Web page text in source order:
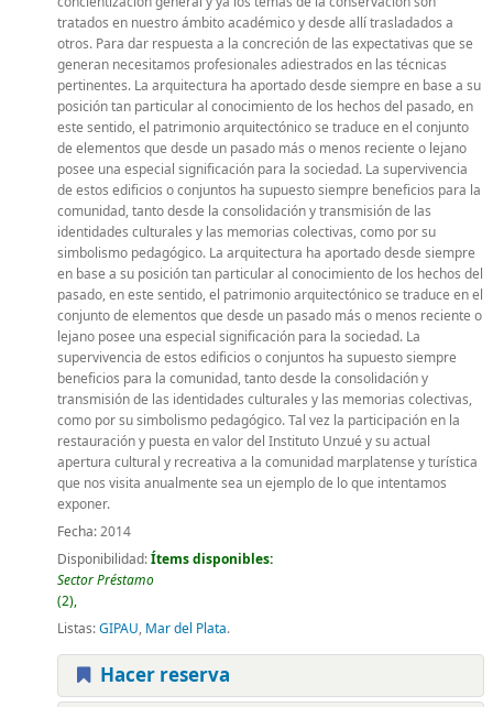
tratados en nuestro ámbito académico y desde allí trasladados a
otros. Para dar respuesta a la concreción de las expectativas que se
generan necesitamos profesionales adiestrados en las técnicas
pertinentes. La arquitectura ha aportado desde siempre en base a su
posición tan particular al conocimiento de los hechos del pasado, en
este sentido, el patrimonio arquitectónico se traduce en el conjunto
de elementos que desde un pasado más o menos reciente o lejano
posee una especial significación para la sociedad. La supervivencia
de estos edificios o conjuntos ha supuesto siempre beneficios para la
comunidad, tanto desde la consolidación y transmisión de las
identidades culturales y las memorias colectivas, como por su
simbolismo pedagógico. La arquitectura ha aportado desde siempre
en base a su posición tan particular al conocimiento de los hechos del
pasado, en este sentido, el patrimonio arquitectónico se traduce en el
conjunto de elementos que desde un pasado más o menos reciente o
lejano posee una especial significación para la sociedad. La
supervivencia de estos edificios o conjuntos ha supuesto siempre
beneficios para la comunidad, tanto desde la consolidación y
transmisión de las identidades culturales y las memorias colectivas,
como por su simbolismo pedagógico. Tal vez la participación en la
restauración y puesta en valor del Instituto Unzué y su actual
apertura cultural y recreativa a la comunidad marplatense y turística
que nos visita anualmente sea un ejemplo de lo que intentamos
exponer.
Fecha:2014
Disponibilidad:Ítems disponibles:
Sector Préstamo
(2),
Listas:GIPAU, Mar del Plata.
Hacer reserva